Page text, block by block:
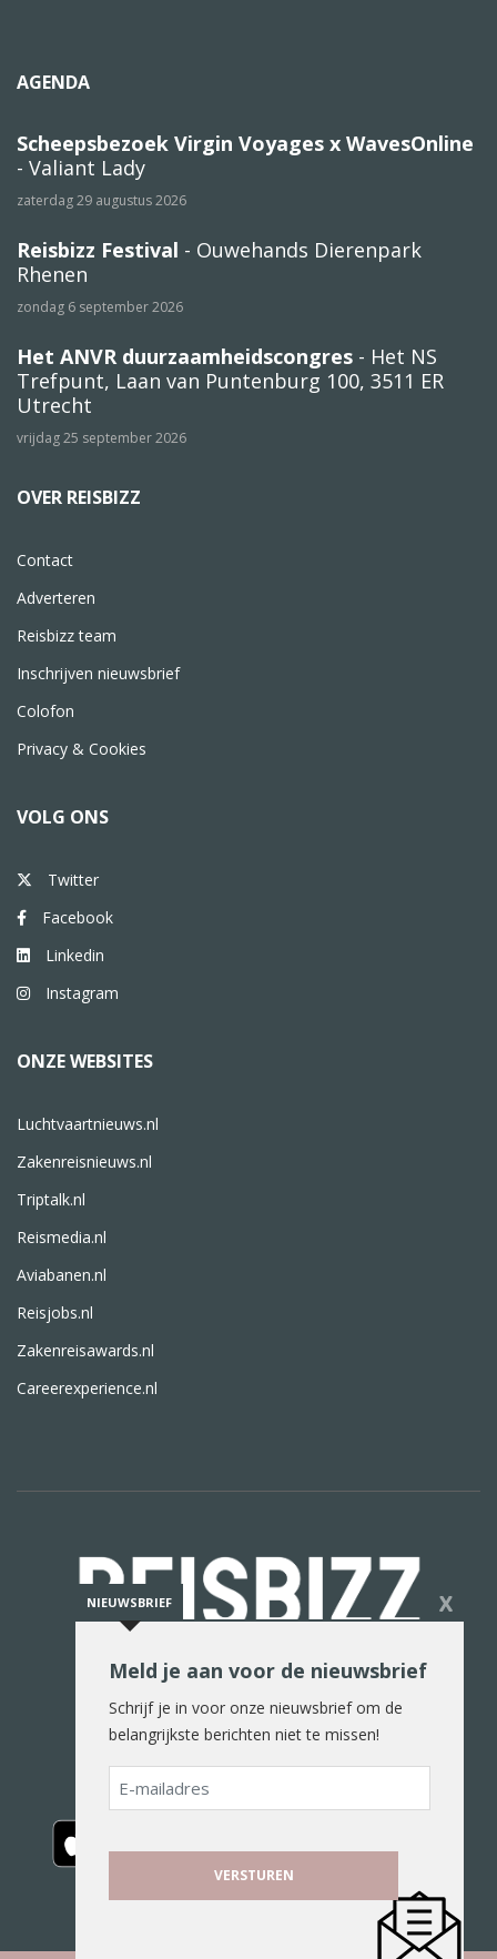
AGENDA
Scheepsbezoek Virgin Voyages x WavesOnline
- Valiant Lady
zaterdag 29 augustus 2026
Reisbizz Festival - Ouwehands Dierenpark
Rhenen
zondag 6 september 2026
Het ANVR duurzaamheidscongres - Het NS
Trefpunt, Laan van Puntenburg 100, 3511 ER
Utrecht
vrijdag 25 september 2026
OVER REISBIZZ
Contact
Adverteren
Reisbizz team
Inschrijven nieuwsbrief
Colofon
Privacy & Cookies
VOLG ONS
Twitter
Facebook
Linkedin
Instagram
ONZE WEBSITES
Luchtvaartnieuws.nl
Zakenreisnieuws.nl
Triptalk.nl
Reismedia.nl
Aviabanen.nl
Reisjobs.nl
Zakenreisawards.nl
Careerexperience.nl
De reiswereld in woord en beeld
NIEUWSBRIEF X
Meld je aan voor de nieuwsbrief
Schrijf je in voor onze nieuwsbrief om de
belangrijkste berichten niet te missen!
E-
mailadres